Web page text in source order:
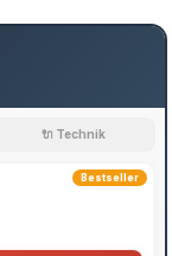
🔌 Technik
Bestseller